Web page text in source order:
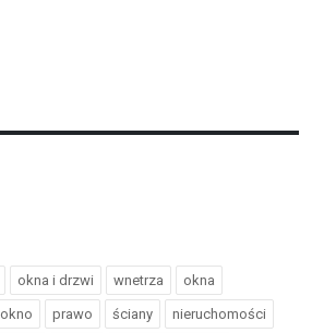
okna i drzwi wnetrza okna
okno prawo ściany nieruchomości